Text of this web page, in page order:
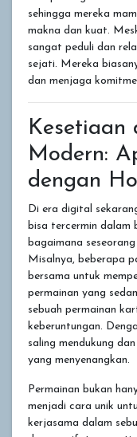
sehingga mereka
makna dan kuat.
sangat peduli dan
sejati. Mereka
dan menjaga
Kesetiaan
Modern:
dengan
Di era digital
bisa tercermin dalam
bagaimana
Misalnya, beberapa
bersama untuk
permainan yang
sebuah permainan
keberuntungan.
saling mendukung
yang menyenangkan.
Permainan bukan
menjadi cara unik
kerjasama dalam